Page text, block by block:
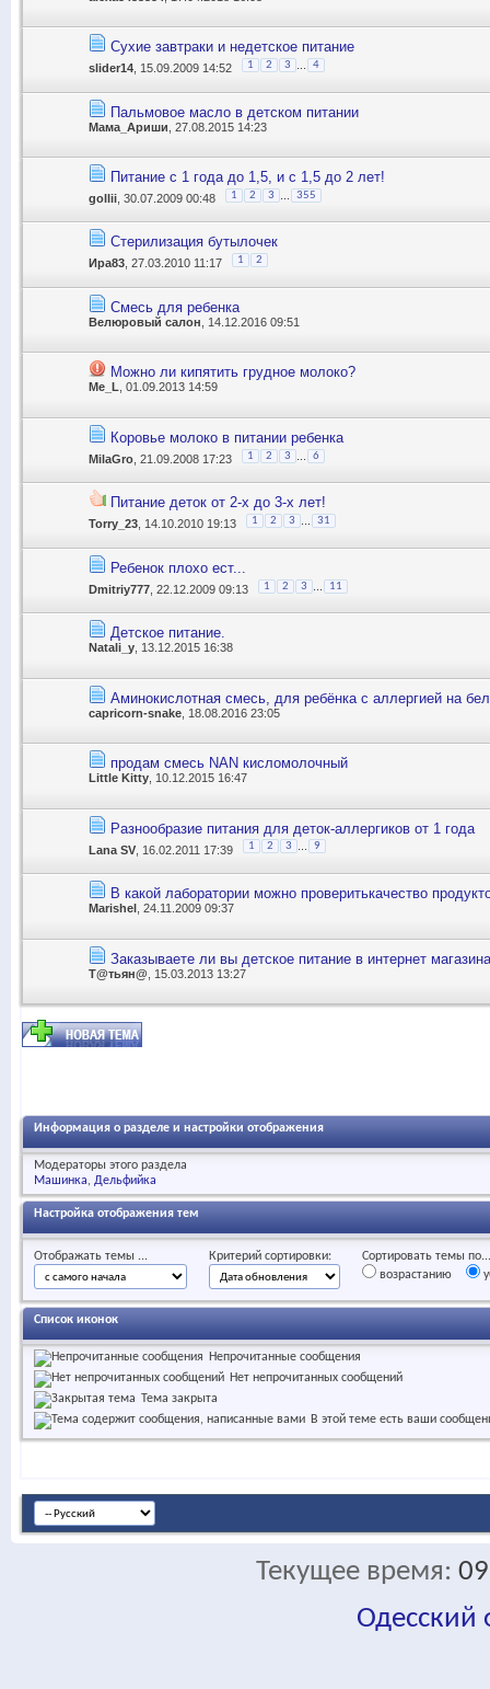
Сухие завтраки и недетское питание
slider14 , 15.09.2009 14:52 1 2 3 4
Пальмовое масло в детском питании
Мама_Ариши , 27.08.2015 14:23
Питание с 1 года до 1,5, и с 1,5 до 2 лет!
gollii , 30.07.2009 00:48 1 2 3 355
Стерилизация бутылочек
Ира83 , 27.03.2010 11:17 1 2
Смесь для ребенка
Велюровый салон , 14.12.2016 09:51
Можно ли кипятить грудное молоко?
Me_L, 01.09.2013 14:59
Коровье молоко в питании ребенка
MilaGro , 21.09.2008 17:23 1 2 3 6
Питание деток от 2-х до 3-х лет!
Torry_23 , 14.10.2010 19:13 1 2 3 31
Ребенок плохо ест...
Dmitriy777 , 22.12.2009 09:13 1 2 3 11
Детское питание.
Natali_y , 13.12.2015 16:38
Аминокислотная смесь, для ребёнка с аллергией на
capricorn-snake , 18.08.2016 23:05
продам смесь NAN кисломолочный
Little Kitty , 10.12.2015 16:47
Разнообразие питания для деток-аллергиков от 1 года
Lana SV , 16.02.2011 17:39 1 2 3 ... 9
В какой лаборатории можно проверитькачество
Marishel , 24.11.2009 09:37
Заказываете ли вы детское питание в интернет
Т@тьян@ , 15.03.2013 13:27
Информация о разделе и настройки отображения
Модераторы этого раздела
Машинка Дельфийка
Настройка отображения тем
Отображать темы ... Критерий сортировки:
Сортировать темы по...
возрастанию
Список иконок
Непрочитанные сообщения
Нет непрочитанных сообщений
Тема закрыта
В этой теме есть ваши
Текущее время:
Одесский